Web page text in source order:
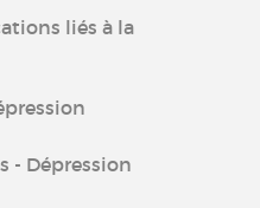
liés à la
- Dépression